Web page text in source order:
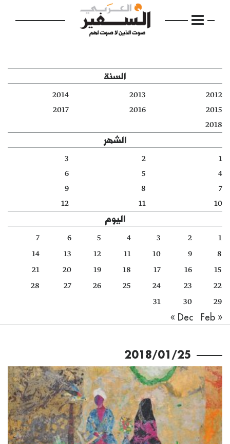
الرئيسية
مواضيع
دفاتر
الأرشيف
السنة
2012
2013
2014
2015
2016
2017
2018
الشهر
1
2
3
4
5
6
7
8
9
10
11
12
اليوم
1
2
3
4
5
6
7
8
9
10
11
12
13
14
15
16
17
18
19
20
21
22
23
24
25
26
27
28
29
30
31
« Dec
Feb »
2018/01/25